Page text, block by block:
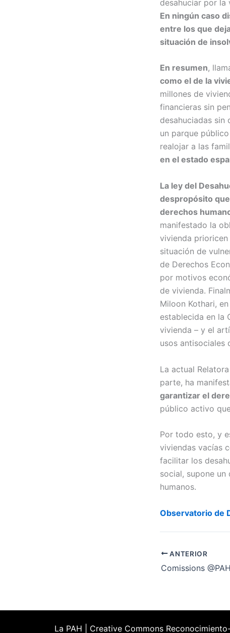
desahuciar por la
En ningún caso
entre los que
situación de
En resumen,
como el de la
millones de
financieras sin
desahuciadas
un parque
realojar a las
en el estado
La ley del
despropósito
derechos
manifestado la
vivienda
situación de
de Derechos
por motivos
de vivienda.
Miloon Kothari,
establecida en la
vivienda – y el
usos antisociales
La actual
parte, ha
garantizar el
público activo
Por todo esto, y
viviendas vacías
facilitar los
social, supone
humanos.
Observatorio de
ANTERIOR
Comissions
La PAH | Creative Commons